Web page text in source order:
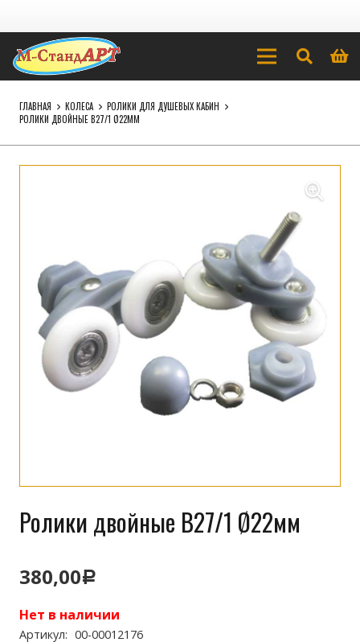
ГЛАВНАЯ КОЛЕСА
РОЛИКИ ДЛЯ ДУШЕВЫХ КАБИН
РОЛИКИ ДВОЙНЫЕ B27/1 Ø22ММ
Ролики двойные B27/1 Ø22мм
380,00Р
Нет в наличии
Артикул: 00-00012176